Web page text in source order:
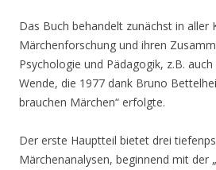
Das Buch behandelt zunächst in aller
Märchenforschung und ihren
Psychologie und Pädagogik, z.B.
Wende, die 1977 dank Bruno
brauchen Märchen“ erfolgte.
Der erste Hauptteil bietet drei
Märchenanalysen, beginnend mit der